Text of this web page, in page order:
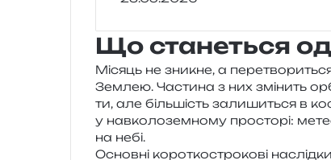
Що станеться
Місяць не зни­кне, а
Землею. Частина з них змі­нить
ти, але біль­шість зали­ши­ться в
у нав­ко­ло­зем­но­му про­сто­рі:
на небі.
Основні коро­тко­стро­ко­ві